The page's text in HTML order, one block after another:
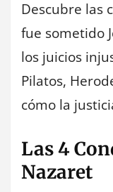
Descubre las
fue sometido
los juicios
Pilatos,
cómo la
Las 4
Nazaret